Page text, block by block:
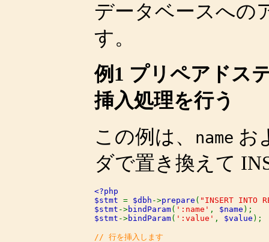
データベースへの
す。
例1 プリペアドス
挿入処理を行う
この例は、
name お
ダで置き換えて
<?php
$stmt = $dbh ->prepare ( "INSERT INTO
$stmt ->bindParam( ':name' , $name
$stmt ->bindParam( ':value' , $value );